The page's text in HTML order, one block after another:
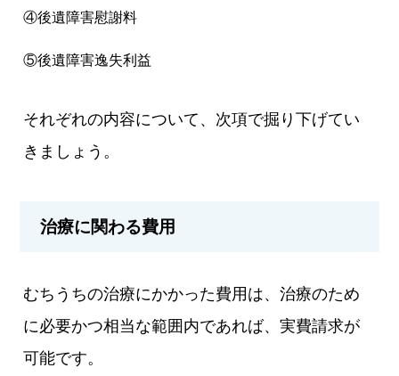
④後遺障害慰謝料
⑤後遺障害逸失利益
それぞれの内容について、次項で掘り下げてい
きましょう。
治療に関わる費用
むちうちの治療にかかった費用は、治療のため
に必要かつ相当な範囲内であれば、実費請求が
可能です。